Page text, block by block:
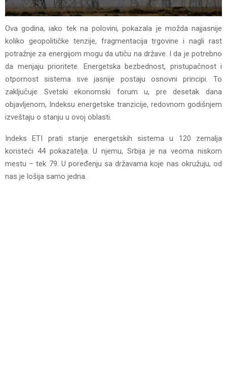
Ova godina, iako tek na polovini, pokazala je možda najjasnije
koliko geopolitičke tenzije, fragmentacija trgovine i nagli rast
potražnje za energijom mogu da utiču na države. I da je potrebno
da menjaju prioritete. Energetska bezbednost, pristupačnost i
otpornost sistema sve jasnije postaju osnovni principi. To
zaključuje Svetski ekonomski forum u, pre desetak dana
objavljenom, Indeksu energetske tranzicije, redovnom godišnjem
izveštaju o stanju u ovoj oblasti.
Indeks ETI prati stanje energetskih sistema u 120 zemalja
koristeći 44 pokazatelja. U njemu, Srbija je na veoma niskom
mestu – tek 79. U poređenju sa državama koje nas okružuju, od
nas je lošija samo jedna.